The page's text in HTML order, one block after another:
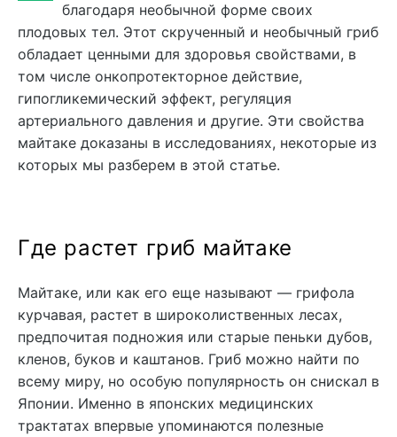
благодаря необычной форме своих
плодовых тел. Этот скрученный и необычный гриб
обладает ценными для здоровья свойствами, в
том числе онкопротекторное действие,
гипогликемический эффект, регуляция
артериального давления и другие. Эти свойства
майтаке доказаны в исследованиях, некоторые из
которых мы разберем в этой статье.
Где растет гриб майтаке
Майтаке, или как его еще называют — грифола
курчавая, растет в широколиственных лесах,
предпочитая подножия или старые пеньки дубов,
кленов, буков и каштанов. Гриб можно найти по
всему миру, но особую популярность он снискал в
Японии. Именно в японских медицинских
трактатах впервые упоминаются полезные